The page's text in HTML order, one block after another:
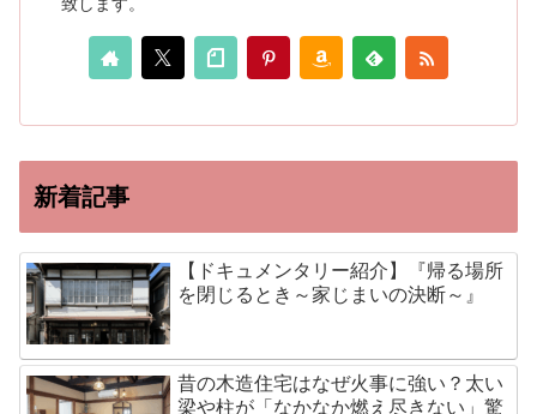
新着記事
【ドキュメンタリー紹介】『帰る場所
を閉じるとき～家じまいの決断～』
昔の木造住宅はなぜ火事に強い？太い
梁や柱が「なかなか燃え尽きない」驚